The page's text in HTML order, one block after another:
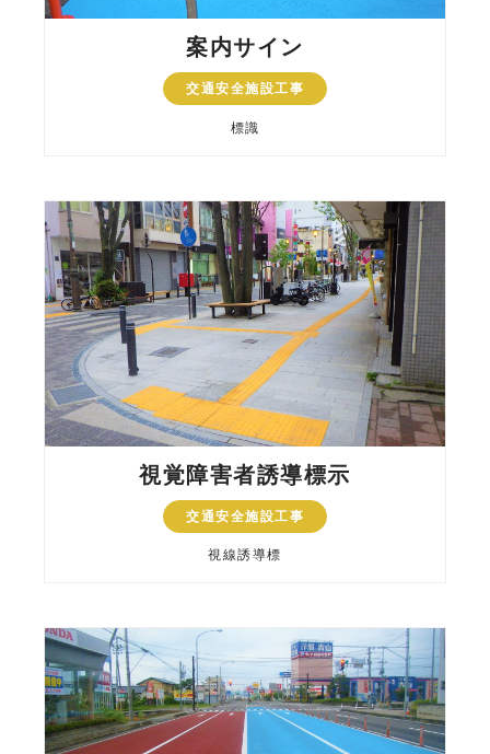
案内サイン
交通安全施設工事
標識
視覚障害者誘導標示
交通安全施設工事
視線誘導標